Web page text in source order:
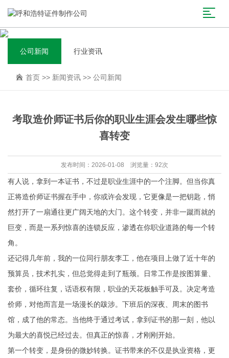
公司新闻 行业资讯
首页 >> 新闻资讯 >> 公司新闻
考取造价师证书后你的职业生涯会发生哪些惊
喜转变
发布时间：2026-01-08 浏览量：92次
有人说，拿到一本证书，不过是职业生涯中的一个注脚。但当你真
正将造价师证书握在手中，你或许会发现，它更像是一把钥匙，悄
然打开了一扇通往更广阔天地的大门。这个转变，并非一蹴而就的
巨变，而是一系列惊喜的连锁反应，渗透在你职业道路的每一个转
角。
还记得几年前，我的一位同行朋友李工，他在项目上做了近十年的
预算员，技术扎实，但总觉得走到了瓶颈。日常工作是按图算量、
套价，循环往复，话语权有限，职业的天花板触手可及。决定考造
价师，对他而言是一场漫长的跋涉。下班后的深夜、周末的图书
馆，成了他的常态。当他终于通过考试，拿到证书的那一刻，他以
为最大的喜悦已经过去。但真正的惊喜，才刚刚开始。
第一个转变，是身份的微妙转换。证书带来的不仅是执业资格，更